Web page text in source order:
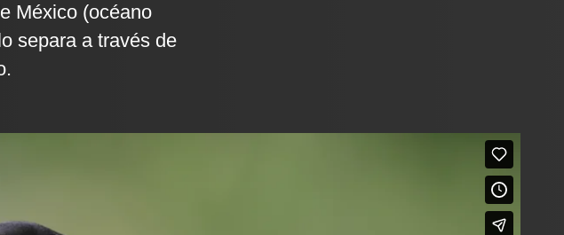
México (océano
separa a través de